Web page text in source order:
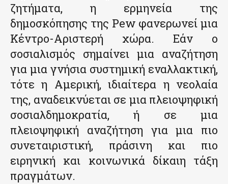
ζητήματα, η ερμηνεία της
δημοσκόπησης της Pew φανερωνεί μια
Κέντρο-Αριστερή χώρα. Εάν ο
σοσιαλισμός σημαίνει μια αναζήτηση
για μια γνήσια συστημική εναλλακτική,
τότε η Αμερική, ιδιαίτερα η νεολαία
της, αναδεικνύεται σε μια πλειοψηφική
σοσιαλδημοκρατία, ή σε μια
πλειοψηφική αναζήτηση για μια πιο
συνεταιριστική, πράσινη και πιο
ειρηνική και κοινωνικά δίκαιη τάξη
πραγμάτων.